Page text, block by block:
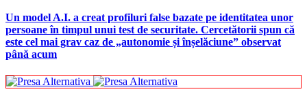
Un model A.I. a creat profiluri false bazate pe identitatea unor
persoane în timpul unui test de securitate. Cercetătorii spun că
este cel mai grav caz de „autonomie și înșelăciune” observat
până acum